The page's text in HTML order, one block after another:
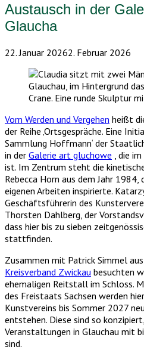
Austausch in der
Glaucha
22. Januar 20262. Februar 2026
Vom Werden und Vergehen heißt
der Reihe ‚Ortsgespräche. Eine
Sammlung Hoffmann‘ der
in der Galerie art gluchowe , die
ist. Im Zentrum steht die
Rebecca Horn aus dem Jahr
eigenen Arbeiten inspirierte.
Geschäftsführerin des
Thorsten Dahlberg, der
dass hier bis zu sieben
stattfinden.
Zusammen mit Patrick Simmel
Kreisverband Zwickau besuchten
ehemaligen Reitstall im Schloss.
des Freistaats Sachsen werden
Kunstvereins bis Sommer 2027
entstehen. Diese sind so
Veranstaltungen in Glauchau mit
sind.